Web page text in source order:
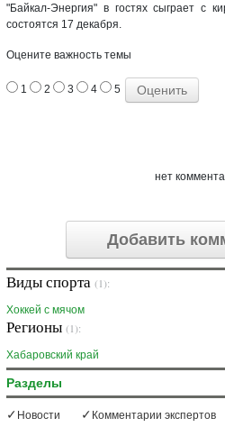
"Байкал-Энергия" в гостях сыграет с
состоятся 17 декабря.
Оцените важность темы
1 2 3 4 5
нет
Добавить
Виды спорта (1):
Хоккей с мячом
Регионы (1):
Хабаровский край
Разделы
Новости Комментарии экспертов